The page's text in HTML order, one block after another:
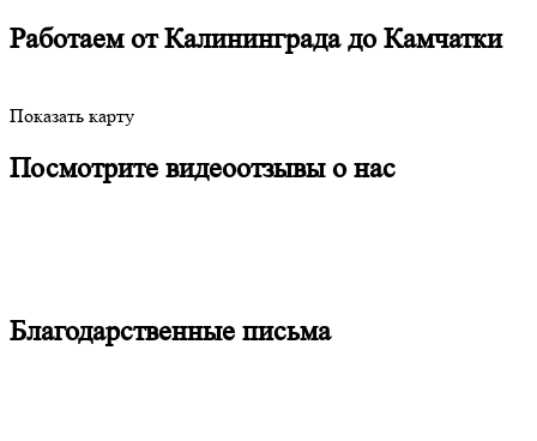
Работаем от Калининграда до Камчатки
Показать карту
Посмотрите видеоотзывы о нас
Благодарственные письма